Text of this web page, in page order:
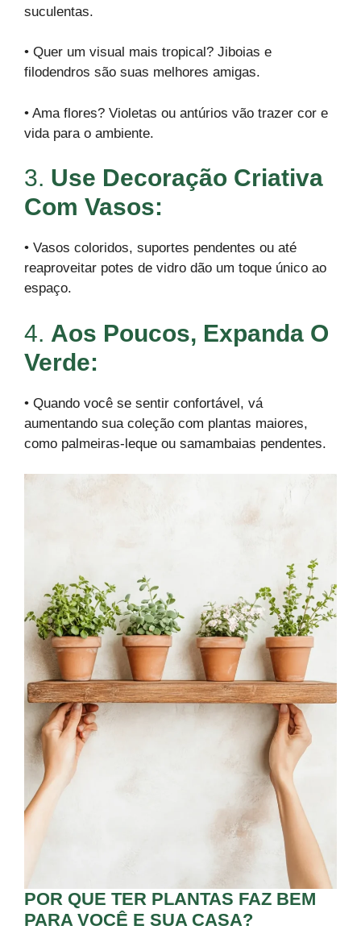
suculentas.
• Quer um visual mais tropical? Jiboias e
filodendros são suas melhores amigas.
• Ama flores? Violetas ou antúrios vão trazer cor e
vida para o ambiente.
3. Use Decoração Criativa
Com Vasos:
• Vasos coloridos, suportes pendentes ou até
reaproveitar potes de vidro dão um toque único ao
espaço.
4. Aos Poucos, Expanda O
Verde:
• Quando você se sentir confortável, vá
aumentando sua coleção com plantas maiores,
como palmeiras-leque ou samambaias pendentes.
POR QUE TER PLANTAS FAZ BEM
PARA VOCÊ E SUA CASA?